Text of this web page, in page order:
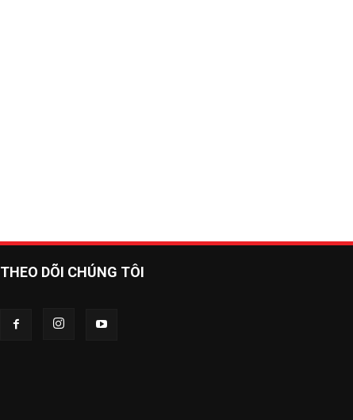
THEO DÕI CHÚNG TÔI